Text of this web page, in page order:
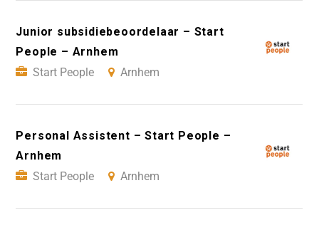
Junior subsidiebeoordelaar – Start
People – Arnhem
Start People
Arnhem
Personal Assistent – Start People –
Arnhem
Start People
Arnhem